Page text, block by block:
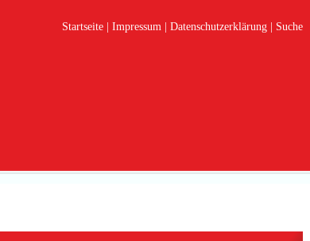
Startseite
Impressum Datenschutzerklärung Suche